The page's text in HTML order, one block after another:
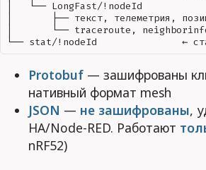
│   └── LongFast/!nodeId
│       ├── текст, телеметрия,
│       └── traceroute,
Protobuf — зашифрованы
нативный формат mesh
JSON — не зашифрованы,
HA/Node-RED. Работают
nRF52)